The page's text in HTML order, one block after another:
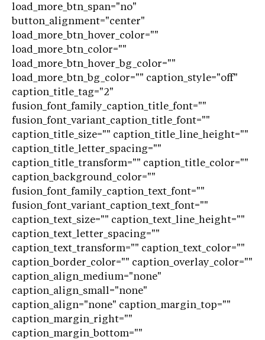
load_more_btn_span="no"
button_alignment="center"
load_more_btn_hover_color=""
load_more_btn_color=""
load_more_btn_hover_bg_color=""
load_more_btn_bg_color="" caption_style="off"
caption_title_tag="2"
fusion_font_family_caption_title_font=""
fusion_font_variant_caption_title_font=""
caption_title_size="" caption_title_line_height=""
caption_title_letter_spacing=""
caption_title_transform="" caption_title_color=""
caption_background_color=""
fusion_font_family_caption_text_font=""
fusion_font_variant_caption_text_font=""
caption_text_size="" caption_text_line_height=""
caption_text_letter_spacing=""
caption_text_transform="" caption_text_color=""
caption_border_color="" caption_overlay_color=""
caption_align_medium="none"
caption_align_small="none"
caption_align="none" caption_margin_top=""
caption_margin_right=""
caption_margin_bottom=""